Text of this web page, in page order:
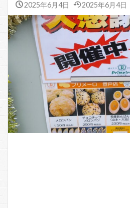
2025年6月4日 2025年6月4日